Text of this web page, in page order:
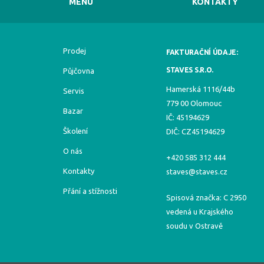
Prodej
Půjčovna
Servis
Bazar
Školení
O nás
Kontakty
Přání a stížnosti
FAKTURAČNÍ ÚDAJE:
STAVES S.R.O.
Hamerská 1116/44b
779 00 Olomouc
IČ: 45194629
DIČ: CZ45194629
+420 585 312 444
staves@staves.cz
Spisová značka: C 2950
vedená u Krajského
soudu v Ostravě